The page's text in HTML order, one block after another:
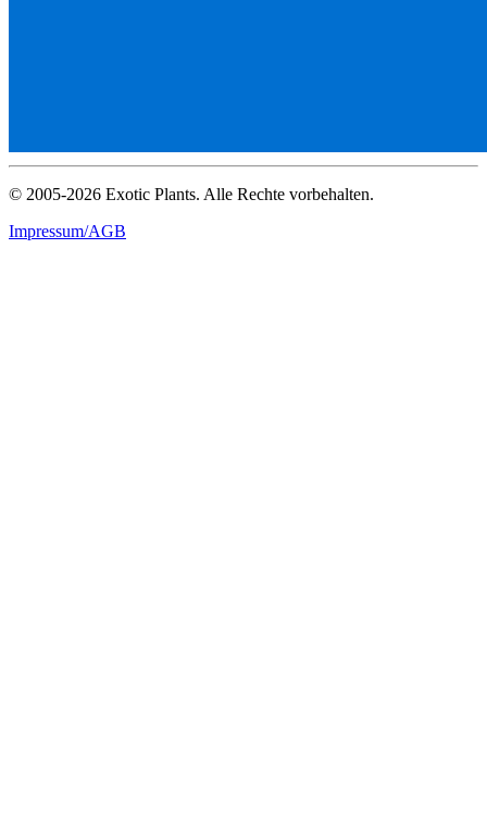
© 2005-2026 Exotic Plants. Alle Rechte vorbehalten.
Impressum/AGB